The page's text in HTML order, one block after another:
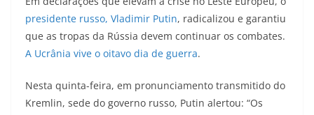
presidente russo, Vladimir Putin, radicalizou e garantiu
que as tropas da Rússia devem continuar os combates.
A Ucrânia vive o oitavo dia de guerra.
Nesta quinta-feira, em pronunciamento transmitido do
Kremlin, sede do governo russo, Putin alertou: “Os